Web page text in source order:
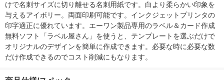
けで名刺サイズに切り離せる名刺用紙です。白より柔らかい印象を
与えるアイボリー。両面印刷可能です。インクジェットプリンタの
印字適正に優れています。エーワン製品専用のラベル＆カード作成
無料ソフト「ラベル屋さん」を使うと、テンプレートを選ぶだけで
オリジナルのデザインを簡単に作成できます。必要な時に必要な数
だけ作成できるのでコスト削減にもなります。